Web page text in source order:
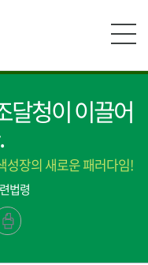
달청이 이끌어
성장의 새로운 패러다임!
법령